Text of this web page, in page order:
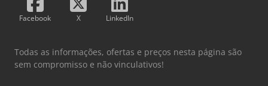
Facebook X LinkedIn
Todas as informações, ofertas e preços nesta página são
sem compromisso e não vinculativos!